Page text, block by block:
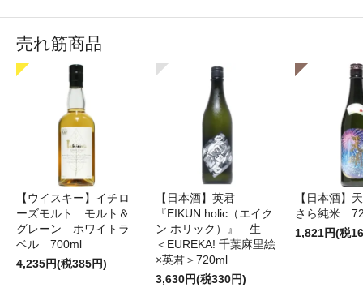
売れ筋商品
【ウイスキー】イチロ
ーズモルト モルト＆
グレーン ホワイトラ
ベル 700ml
4,235円(税385円)
【日本酒】英君
『EIKUN holic（エイク
ン ホリック）』 生
＜EUREKA! 千葉麻里絵
×英君＞720ml
3,630円(税330円)
【日本酒】
さら純米
1,821円(税